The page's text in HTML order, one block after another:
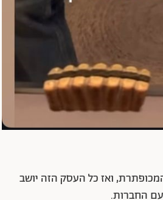
ואז כל העסק הזה יושב
החברות.